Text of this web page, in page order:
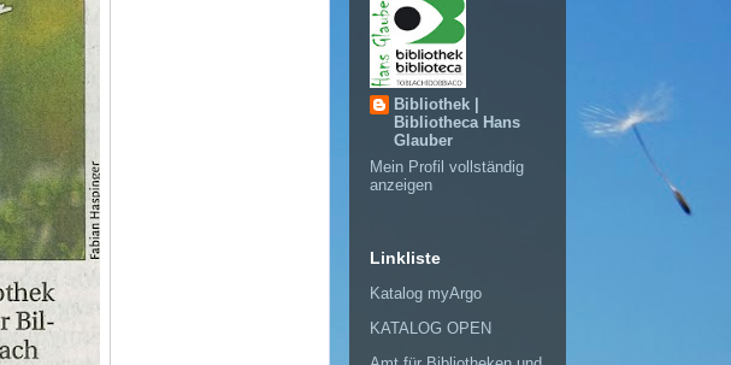
Bibliothek |
Bibliotheca Hans
Glauber
Mein Profil vollständig
anzeigen
Linkliste
Katalog myArgo
KATALOG OPEN